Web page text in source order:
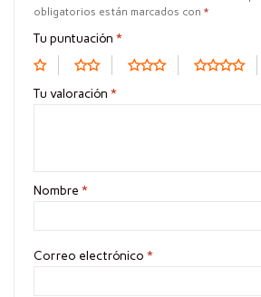
obligatorios están marcados con *
Tu puntuación *
Tu valoración *
Nombre *
Correo electrónico *